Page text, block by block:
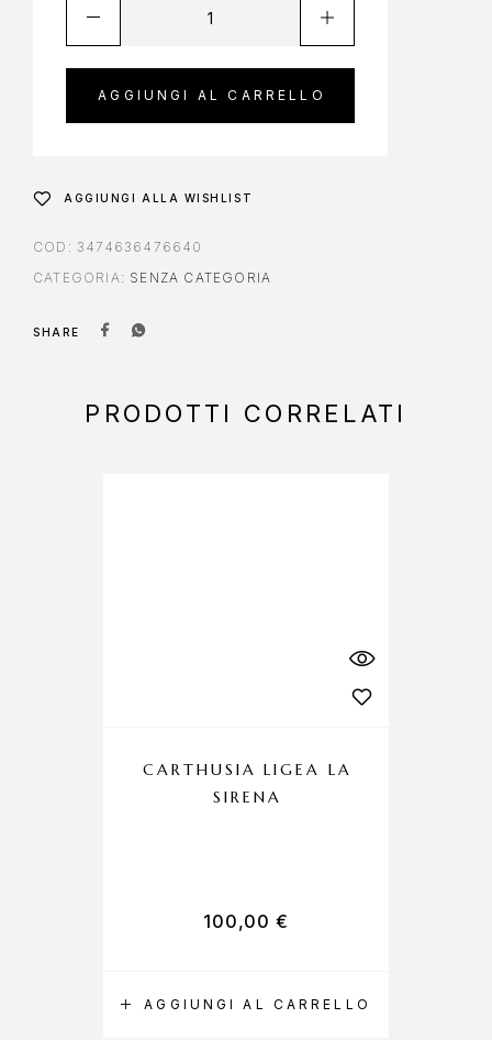
AGGIUNGI AL CARRELLO
AGGIUNGI ALLA WISHLIST
COD: 3474636476640
CATEGORIA: SENZA CATEGORIA
SHARE
PRODOTTI CORRELATI
AGGIUNGI AL CARRELLO
CARTHUSIA LIGEA LA
SIRENA
100,00 €